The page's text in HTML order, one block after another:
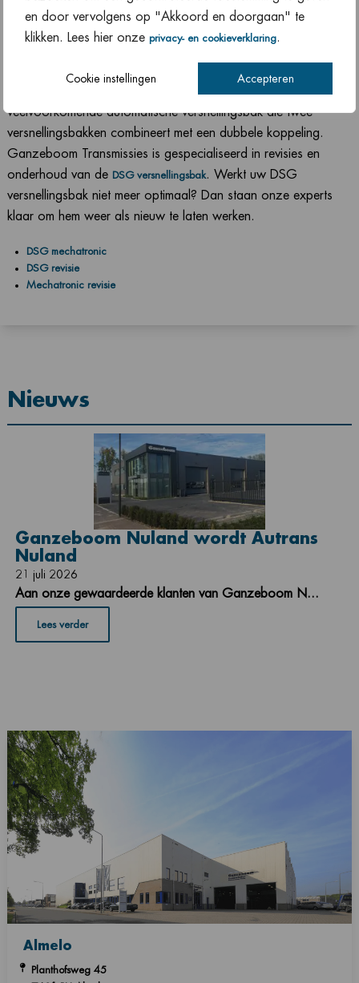
en door vervolgens op "Akkoord en doorgaan" te
klikken. Lees hier onze privacy- en cookieverklaring.
Cookie instellingen Accepteren
DSG versnellingsbak
veelvoorkomende automatische versnellingsbak die twee
versnellingsbakken combineert met een dubbele koppeling.
Ganzeboom Transmissies is gespecialiseerd in revisies en
onderhoud van de DSG versnellingsbak. Werkt uw DSG
versnellingsbak niet meer optimaal? Dan staan onze experts
klaar om hem weer als nieuw te laten werken.
DSG mechatronic
DSG revisie
Mechatronic revisie
Nieuws
Ganzeboom Nuland wordt Autrans
Nuland
21 juli 2026
Aan onze gewaardeerde klanten van Ganzeboom N...
Lees verder
Almelo
Planthofsweg 45